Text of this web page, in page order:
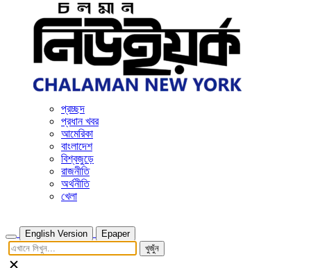
প্রচ্ছদ
প্রধান খবর
আমেরিকা
বাংলাদেশ
বিশ্বজুড়ে
রাজনীতি
অর্থনীতি
খেলা
English Version
Epaper
খুজুঁন